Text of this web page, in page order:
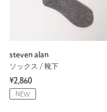
steven alan
ソックス / 靴下
¥2,860
NEW